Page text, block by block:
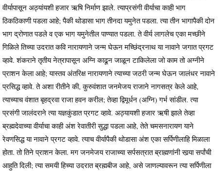
वीर्यापासून अठ्यांयशी हजार ऋषि निर्माण झाले. त्याप्रसंगी वीर्याचा काही भाग
ठिकठिकाणी पडला आहे; पैकी थोडासा भाग तीनदा यमुनेत पडला. त्या तीन भागापैकी दोन
भाग द्रोणात पडले व एक भाग यमुनेतील पाण्यात पडला. ते वीर्य लागलेच एका मच्छीने
गिळिले तिच्या उदरात कवि नारायणाने जन्म घेऊन मच्छिंद्रनाथ या नावाने जगात प्रगट
व्हावे. शंकराने तृतीय नेत्रापासून अग्नि काढून जाळून टाकिलेला जो काम तो अग्नीने
प्राशन केला आहे; यास्तव अंतरिक्ष नारायणाने त्याच्या जठरी जन्म घेऊन जालंधर नावाने
प्रसिद्ध व्हावे. ते अशा रीतीने की, कुरुवंशात जनमेजय राजाने नागसत्र केले आहे,
त्याच्याच वंशात बृहद्रवा राजा हवन करील; तेव्हा द्विमूर्धन (अग्नि) गर्भ सांडील. त्या
प्रसंगी जालंदराने त्या यज्ञकुंडात प्रगट व्हावे. अठ्यायशी हजार ऋषी झाले तेव्हा
ब्रह्मदेवाच्या वीर्याचा काही अंश रेवातीरी सुद्धा पडला आहे, तेते चमसनारायण याने
रेवणसिद्ध या नावाने प्रगट व्हावे. त्याच वीर्यापैकी थोडासा अंश एका सर्पिणीलाहि मिळाला
होता. तो तिने प्राशन केला. मग जनमेजय राजाच्या सर्पसत्रात ब्राह्मणांनी सार्‍या सर्पांची
आहुति दिली; त्या समयी हिच्या उदरात ब्रह्मबीज आहे, असे जाणल्यावरून त्या सर्पिणीला